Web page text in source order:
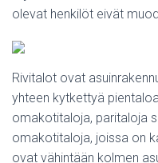
olevat henkilöt eivät
Rivitalot ovat
yhteen kytkettyä
omakotitaloja, paritaloja
omakotitaloja, joissa on
ovat vähintään kolmen